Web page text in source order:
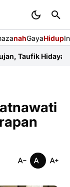
nahGayaHidup
Hidayat Janji